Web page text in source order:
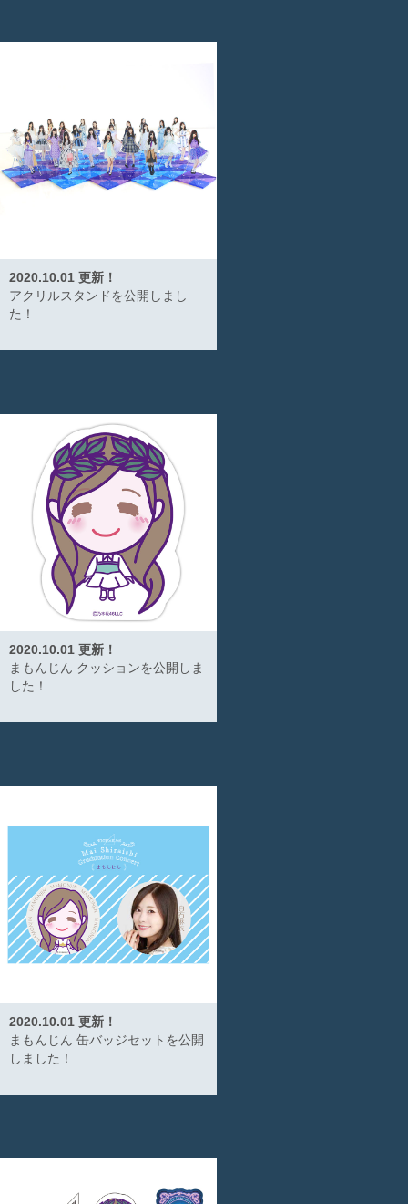
2020.10.01 更新！
アクリルスタンドを公開しまし
た！
2020.10.01 更新！
まもんじん クッションを公開しま
した！
2020.10.01 更新！
まもんじん 缶バッジセットを公開
しました！